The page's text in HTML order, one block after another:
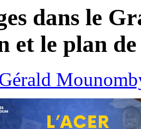
dans le
et le plan